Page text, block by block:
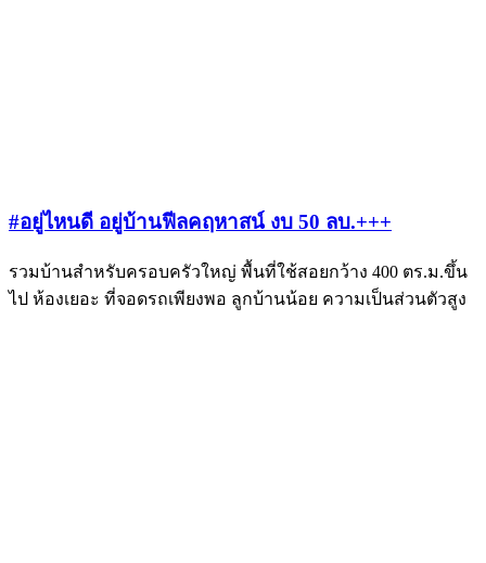
#อยู่ไหนดี อยู่บ้านฟีลคฤหาสน์ งบ 50 ลบ.+++
รวมบ้านสำหรับครอบครัวใหญ่ พื้นที่ใช้สอยกว้าง 400 ตร.ม.ขึ้น
ไป ห้องเยอะ ที่จอดรถเพียงพอ ลูกบ้านน้อย ความเป็นส่วนตัวสูง